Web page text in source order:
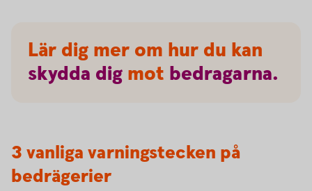
Lär dig mer om hur du kan
skydda dig mot bedragarna.
3 vanliga varningstecken på
bedrägerier